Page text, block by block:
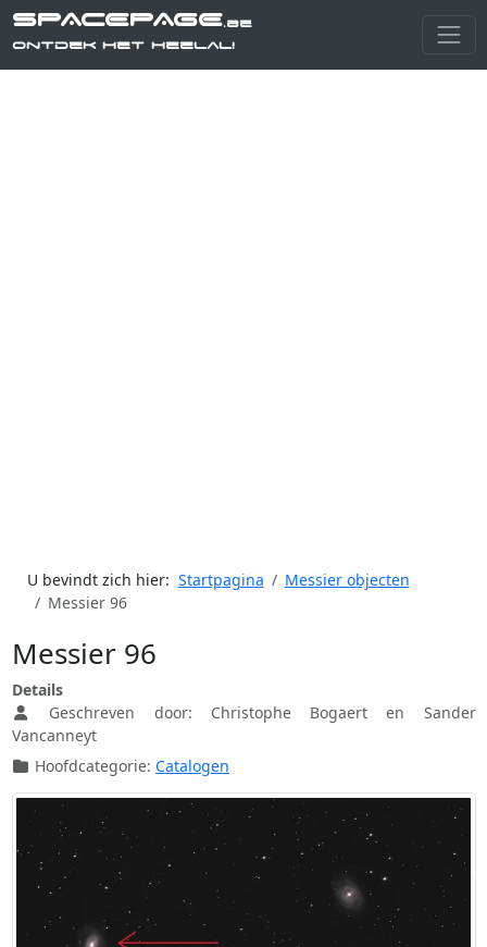
SPACEPAGE.be
Ontdek het heelal!
U bevindt zich hier: Startpagina
Messier objecten
Messier 96
Messier 96
Details
Geschreven door: Christophe Bogaert en Sander
Vancanneyt
Hoofdcategorie: Catalogen